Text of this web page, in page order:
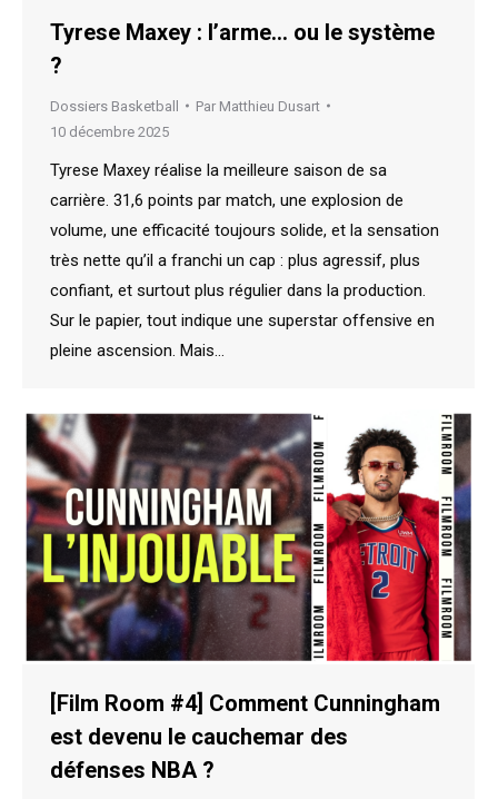
Tyrese Maxey : l’arme… ou le système
?
Dossiers Basketball Par Matthieu Dusart
10 décembre 2025
Tyrese Maxey réalise la meilleure saison de sa
carrière. 31,6 points par match, une explosion de
volume, une efficacité toujours solide, et la sensation
très nette qu’il a franchi un cap : plus agressif, plus
confiant, et surtout plus régulier dans la production.
Sur le papier, tout indique une superstar offensive en
pleine ascension. Mais…
[Film Room #4] Comment Cunningham
est devenu le cauchemar des
défenses NBA ?